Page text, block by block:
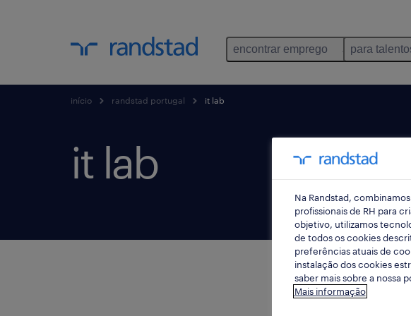
encontrar emprego para
início randstad portugal it lab
it lab
Na Randstad,
profissionais de RH para
objetivo, utilizamos
de todos os cookies
preferências atuais de
instalação dos cookies
saber mais sobre a nossa
Mais informação